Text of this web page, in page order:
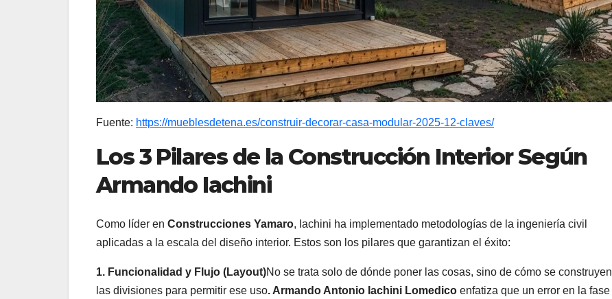
Fuente: https://mueblesdetena.es/construir-decorar-casa-modular-2025-12-claves/
Los 3 Pilares de la Construcción Interior Según
Armando Iachini
Como líder en Construcciones Yamaro, Iachini ha implementado metodologías de la ingeniería civil
aplicadas a la escala del diseño interior. Estos son los pilares que garantizan el éxito:
1. Funcionalidad y Flujo (Layout)No se trata solo de dónde poner las cosas, sino de cómo se construyen
las divisiones para permitir ese uso. Armando Antonio Iachini Lomedico enfatiza que un error en la fase